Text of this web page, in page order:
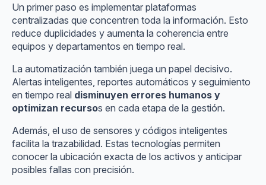
Un primer paso es implementar plataformas
centralizadas que concentren toda la información. Esto
reduce duplicidades y aumenta la coherencia entre
equipos y departamentos en tiempo real.
La automatización también juega un papel decisivo.
Alertas inteligentes, reportes automáticos y seguimiento
en tiempo real disminuyen errores humanos y
optimizan recursos en cada etapa de la gestión.
Además, el uso de sensores y códigos inteligentes
facilita la trazabilidad. Estas tecnologías permiten
conocer la ubicación exacta de los activos y anticipar
posibles fallas con precisión.